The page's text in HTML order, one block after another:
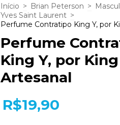
Início > Brian Peterson >
Yves Saint Laurent >
Perfume Contratipo King Y, por
Perfume
King Y, por King
Artesanal
R$19,90